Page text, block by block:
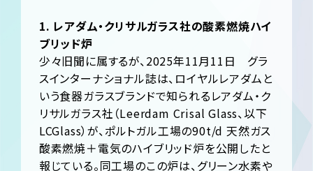
1. レアダム・クリサルガラス社の酸素燃焼ハイ
ブリッド炉
少々旧聞に属するが、2025年11月11日 グラ
スインターナショナル誌は、ロイヤルレアダムと
いう食器ガラスブランドで知られるレアダム・ク
リサルガラス社（Leerdam Crisal Glass、以下
LCGlass）が、ポルトガル工場の90t/d 天然ガス
酸素燃焼＋電気のハイブリッド炉を公開したと
報じている。同工場のこの炉は、グリーン水素や